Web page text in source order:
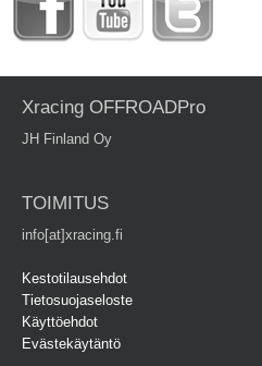
Xracing OFFROADPro
JH Finland Oy
TOIMITUS
info[at]xracing.fi
Kestotilausehdot
Tietosuojaseloste
Käyttöehdot
Evästekäytäntö